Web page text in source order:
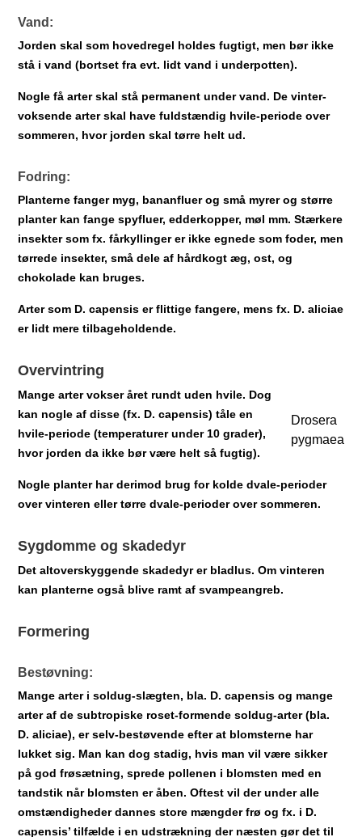
Vand:
Jorden skal som hovedregel holdes fugtigt, men bør ikke
stå i vand (bortset fra evt. lidt vand i underpotten).
Nogle få arter skal stå permanent under vand. De vinter-
voksende arter skal have fuldstændig hvile-periode over
sommeren, hvor jorden skal tørre helt ud.
Fodring:
Planterne fanger myg, bananfluer og små myrer og større
planter kan fange spyfluer, edderkopper, møl mm. Stærkere
insekter som fx. fårkyllinger er ikke egnede som foder, men
tørrede insekter, små dele af hårdkogt æg, ost, og
chokolade kan bruges.
Arter som D. capensis er flittige fangere, mens fx. D. aliciae
er lidt mere tilbageholdende.
Overvintring
Drosera
pygmaea
Mange arter vokser året rundt uden hvile. Dog
kan nogle af disse (fx. D. capensis) tåle en
hvile-periode (temperaturer under 10 grader),
hvor jorden da ikke bør være helt så fugtig).
Nogle planter har derimod brug for kolde dvale-perioder
over vinteren eller tørre dvale-perioder over sommeren.
Sygdomme og skadedyr
Det altoverskyggende skadedyr er bladlus. Om vinteren
kan planterne også blive ramt af svampeangreb.
Formering
Bestøvning:
Mange arter i soldug-slægten, bla. D. capensis og mange
arter af de subtropiske roset-formende soldug-arter (bla.
D. aliciae), er selv-bestøvende efter at blomsterne har
lukket sig. Man kan dog stadig, hvis man vil være sikker
på god frøsætning, sprede pollenen i blomsten med en
tandstik når blomsten er åben. Oftest vil der under alle
omstændigheder dannes store mængder frø og fx. i D.
capensis’ tilfælde i en udstrækning der næsten gør det til